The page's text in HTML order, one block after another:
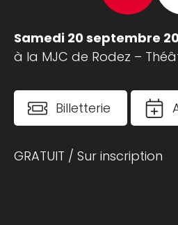
Samedi 20 septembre
à la MJC de Rodez –
Billetterie
GRATUIT / Sur inscription